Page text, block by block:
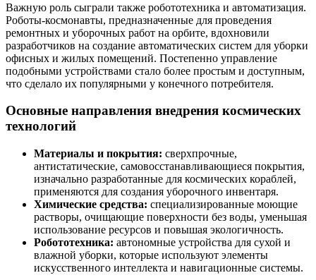
Важную роль сыграли также робототехника и автоматизация.
Роботы-космонавты, предназначенные для проведения
ремонтных и уборочных работ на орбите, вдохновили
разработчиков на создание автоматических систем для уборки
офисных и жилых помещений. Постепенно управление
подобными устройствами стало более простым и доступным,
что сделало их популярными у конечного потребителя.
Основные направления внедрения космических
технологий
Материалы и покрытия: сверхпрочные,
антистатические, самовосстанавливающиеся покрытия,
изначально разработанные для космических кораблей,
применяются для создания уборочного инвентаря.
Химические средства: специализированные моющие
растворы, очищающие поверхности без воды, уменьшая
использование ресурсов и повышая экологичность.
Робототехника: автономные устройства для сухой и
влажной уборки, которые используют элементы
искусственного интеллекта и навигационные системы.